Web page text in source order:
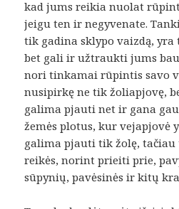
kad jums reikia nuolat
jeigu ten ir negyvenate.
tik gadina sklypo vaizdą,
bet gali ir užtraukti jums
nori tinkamai rūpintis savo
nusipirkę ne tik žoliapjovę,
galima pjauti net ir gana
žemės plotus, kur vejapjovė
galima pjauti tik žolę,
reikės, norint prieiti prie,
sūpynių, pavėsinės ir kitų